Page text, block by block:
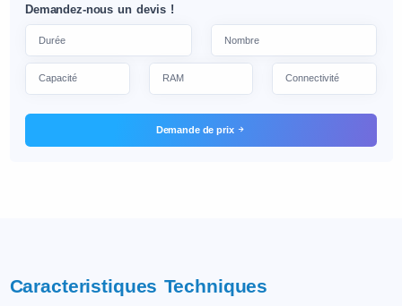
Demandez-nous un devis !
Demande de prix
Caracteristiques Techniques